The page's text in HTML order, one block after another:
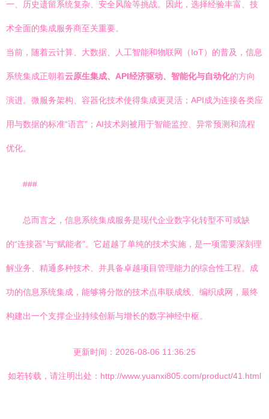
一、历史遗留系统复杂、安全风险等挑战。因此，选择经验丰富、技
术全面的集成服务商至关重要。
当前，随着云计算、大数据、人工智能和物联网（IoT）的普及，信息
系统集成正朝着云原生集成、API经济驱动、智能化与自动化的方向
演进。微服务架构、容器化技术使得集成更灵活；API成为连接各类应
用与数据的标准“语言”；AI技术则被用于智能监控、异常预测和流程
优化。
###
总而言之，信息系统集成服务是现代企业数字化转型不可或缺
的“连接器”与“赋能者”。它超越了单纯的技术实施，是一项需要深刻理
解业务、精通多种技术、并具备卓越项目管理能力的综合性工程。成
功的信息系统集成，能够将分散的技术点串联成线、编织成网，最终
构建出一个支撑企业持续创新与增长的数字神经中枢。
更新时间：2026-08-06 11:36:25
如若转载，请注明出处：http://www.yuanxi805.com/product/41.html